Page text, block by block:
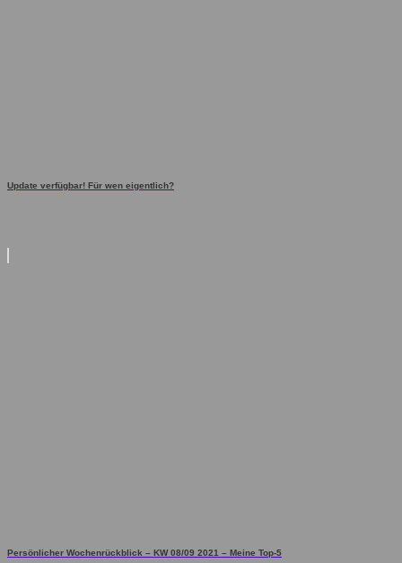
Update verfügbar! Für wen eigentlich?
Persönlicher Wochenrückblick – KW 08/09 2021 – Meine Top-5